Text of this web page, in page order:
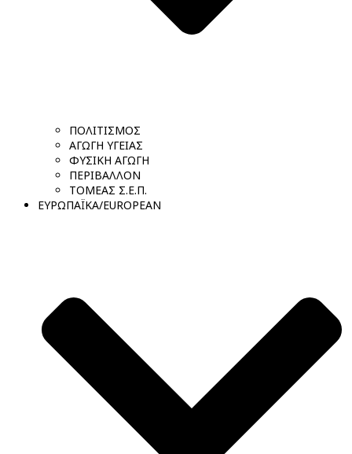
ΠΟΛΙΤΙΣΜΟΣ
ΑΓΩΓΗ ΥΓΕΙΑΣ
ΦΥΣΙΚΗ ΑΓΩΓΗ
ΠΕΡΙΒΑΛΛΟΝ
ΤΟΜΕΑΣ Σ.Ε.Π.
ΕΥΡΩΠΑΪΚΑ/EUROPEAN